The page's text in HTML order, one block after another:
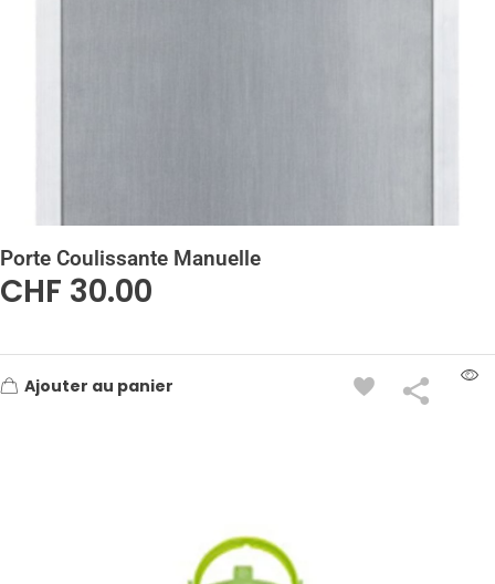
Porte Coulissante Manuelle
CHF 30.00
Ajouter au panier